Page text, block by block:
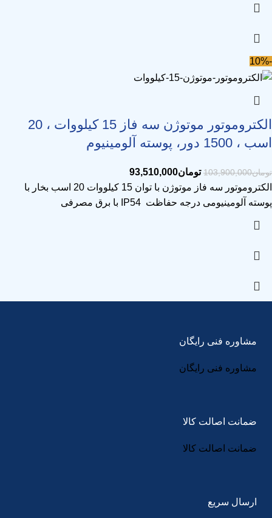
-10%
الکتروموتور موتوژن سه فاز 15 کیلووات ، 20
اسب ، 1500 دور، پوسته آلومینیوم
تومان103,900,000 تومان93,510,000
الکتروموتور سه فاز موتوژن با توان 15 کیلووات 20 اسب بخار با
پوسته آلومینیومی درجه حفاظت IP54 با برق مصرفی
مشاوره فنی رایگان
مشاوره فنی رایگان
ضمانت اصالت کالا
ضمانت اصالت کالا
ارسال سریع